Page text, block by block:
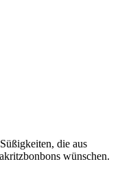
die aus
wünschen.